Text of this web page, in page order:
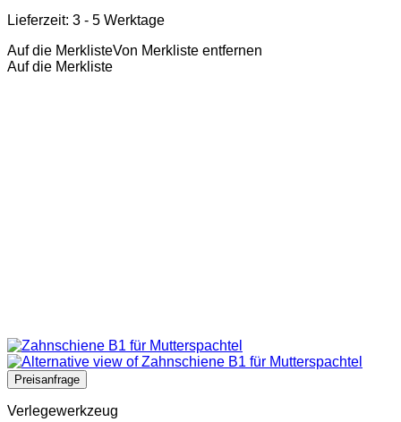
Lieferzeit: 3 - 5 Werktage
Auf die MerklisteVon Merkliste entfernen
Auf die Merkliste
Verlegewerkzeug